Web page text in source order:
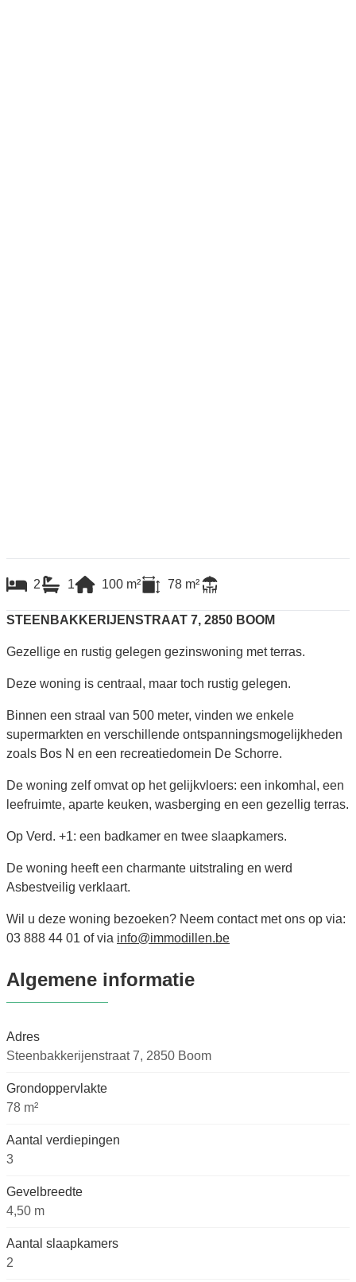
2 1 100 m² 78 m²
STEENBAKKERIJENSTRAAT 7, 2850 BOOM
Gezellige en rustig gelegen gezinswoning met terras.
Deze woning is centraal, maar toch rustig gelegen.
Binnen een straal van 500 meter, vinden we enkele
supermarkten en verschillende ontspanningsmogelijkheden
zoals Bos N en een recreatiedomein De Schorre.
De woning zelf omvat op het gelijkvloers: een inkomhal, een
leefruimte, aparte keuken, wasberging en een gezellig terras.
Op Verd. +1: een badkamer en twee slaapkamers.
De woning heeft een charmante uitstraling en werd
Asbestveilig verklaart.
Wil u deze woning bezoeken? Neem contact met ons op via:
03 888 44 01 of via info@immodillen.be
Algemene informatie
Adres
Steenbakkerijenstraat 7, 2850 Boom
Grondoppervlakte
78 m²
Aantal verdiepingen
3
Gevelbreedte
4,50 m
Aantal slaapkamers
2